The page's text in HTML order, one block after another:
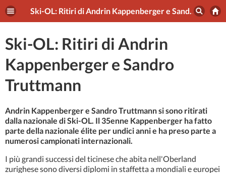
Ski-OL: Ritiri di Andrin Kappenberger e Sandro Truttmann
Ski-OL: Ritiri di Andrin
Kappenberger e Sandro
Truttmann
Andrin Kappenberger e Sandro Truttmann si sono ritirati
dalla nazionale di Ski-OL. Il 35enne Kappenberger ha fatto
parte della nazionale élite per undici anni e ha preso parte a
numerosi campionati internazionali.
I più grandi successi del ticinese che abita nell'Oberland
zurighese sono diversi diplomi in staffetta a mondiali e europei